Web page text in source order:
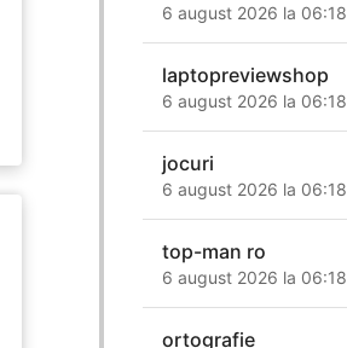
6 august 2026 la 06:18
laptopreviewshop
6 august 2026 la 06:18
jocuri
6 august 2026 la 06:18
top-man ro
6 august 2026 la 06:18
ortografie